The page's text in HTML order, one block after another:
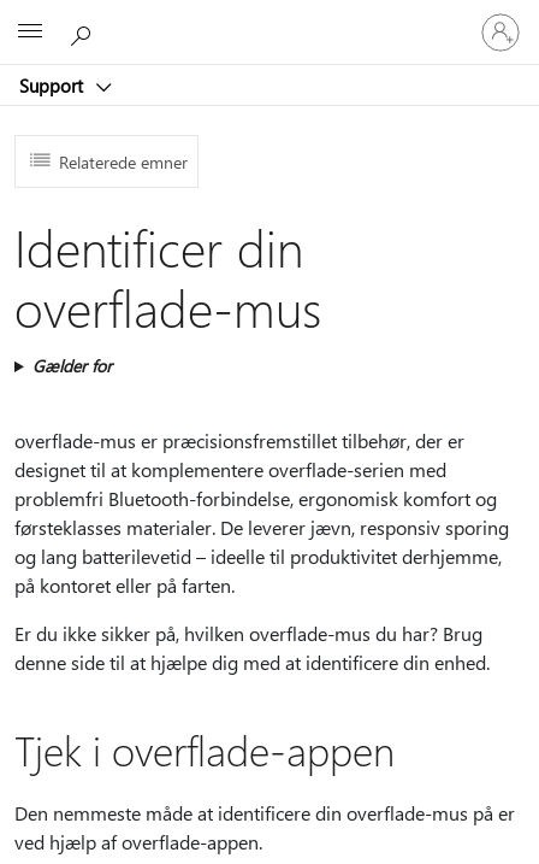
Support
Log
på
din
Relaterede emner
Identificer din
overflade-mus
Gælder for
overflade-mus er præcisionsfremstillet tilbehør, der er
designet til at komplementere overflade-serien med
problemfri Bluetooth-forbindelse, ergonomisk komfort og
førsteklasses materialer. De leverer jævn, responsiv sporing
og lang batterilevetid – ideelle til produktivitet derhjemme,
på kontoret eller på farten.
Er du ikke sikker på, hvilken overflade-mus du har? Brug
denne side til at hjælpe dig med at identificere din enhed.
Tjek i overflade-appen
Den nemmeste måde at identificere din overflade-mus på er
ved hjælp af overflade-appen.